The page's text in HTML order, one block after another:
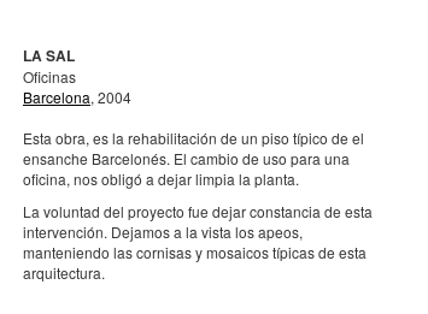
LA SAL
Oficinas
Barcelona, 2004
Esta obra, es la rehabilitación de un piso típico de el
ensanche Barcelonés. El cambio de uso para una
oficina, nos obligó a dejar limpia la planta.
La voluntad del proyecto fue dejar constancia de esta
intervención. Dejamos a la vista los apeos,
manteniendo las cornisas y mosaicos típicas de esta
arquitectura.